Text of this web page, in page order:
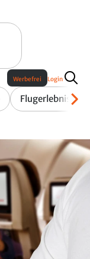
Flugerlebnis
Werbefrei Login